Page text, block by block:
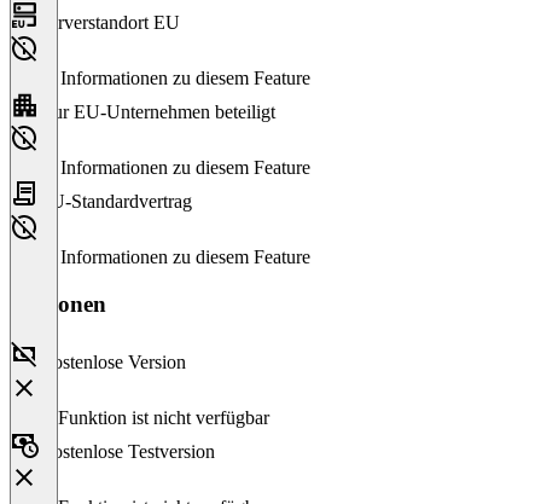
Serverstandort EU
Keine Informationen zu diesem Feature
Nur EU-Unternehmen beteiligt
Keine Informationen zu diesem Feature
EU-Standardvertrag
Keine Informationen zu diesem Feature
Versionen
Kostenlose Version
Diese Funktion ist nicht verfügbar
Kostenlose Testversion